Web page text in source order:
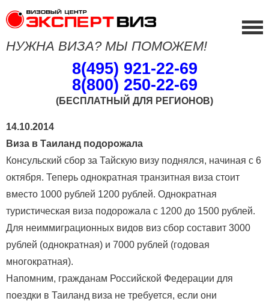
НУЖНА ВИЗА? МЫ ПОМОЖЕМ!
8(495) 921-22-69
8(800) 250-22-69
(БЕСПЛАТНЫЙ ДЛЯ РЕГИОНОВ)
14.10.2014
Виза в Таиланд подорожала
Консульский сбор за Тайскую визу поднялся, начиная с 6
октября. Теперь однократная транзитная виза стоит
вместо 1000 рублей 1200 рублей. Однократная
туристическая виза подорожала с 1200 до 1500 рублей.
Для неиммиграционных видов виз сбор составит 3000
рублей (однократная) и 7000 рублей (годовая
многократная).
Напомним, гражданам Российской Федерации для
поездки в Таиланд виза не требуется, если они